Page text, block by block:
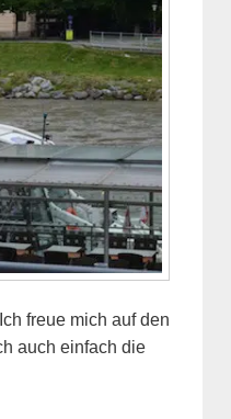
freue mich auf den
auch einfach die